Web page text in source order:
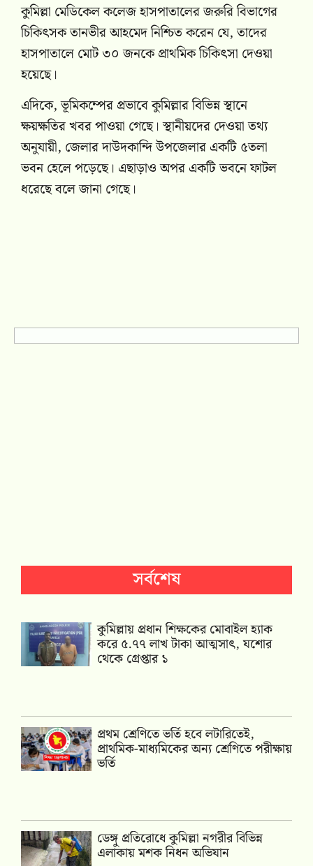
কুমিল্লা মেডিকেল কলেজ হাসপাতালের জরুরি বিভাগের
চিকিৎসক তানভীর আহমেদ নিশ্চিত করেন যে, তাদের
হাসপাতালে মোট ৩০ জনকে প্রাথমিক চিকিৎসা দেওয়া
হয়েছে।
এদিকে, ভূমিকম্পের প্রভাবে কুমিল্লার বিভিন্ন স্থানে
ক্ষয়ক্ষতির খবর পাওয়া গেছে। স্থানীয়দের দেওয়া তথ্য
অনুযায়ী, জেলার দাউদকান্দি উপজেলার একটি ৫তলা
ভবন হেলে পড়েছে। এছাড়াও অপর একটি ভবনে ফাটল
ধরেছে বলে জানা গেছে।
সর্বশেষ
কুমিল্লায় প্রধান শিক্ষকের মোবাইল হ্যাক
করে ৫.৭৭ লাখ টাকা আত্মসাৎ, যশোর
থেকে গ্রেপ্তার ১
প্রথম শ্রেণিতে ভর্তি হবে লটারিতেই,
প্রাথমিক-মাধ্যমিকের অন্য শ্রেণিতে পরীক্ষায়
ভর্তি
ডেঙ্গু প্রতিরোধে কুমিল্লা নগরীর বিভিন্ন
এলাকায় মশক নিধন অভিযান